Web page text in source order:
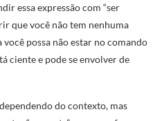
essa expressão com “ser
que você não tem nenhuma
possa não estar no comando
ciente e pode se envolver de
do contexto, mas